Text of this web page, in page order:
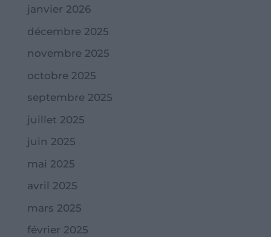
janvier 2026
décembre 2025
novembre 2025
octobre 2025
septembre 2025
juillet 2025
juin 2025
mai 2025
avril 2025
mars 2025
février 2025